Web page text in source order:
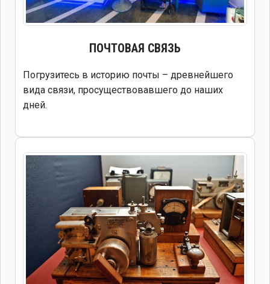
ПОЧТОВАЯ СВЯЗЬ
Погрузитесь в историю почты – древнейшего
вида связи, просуществовавшего до наших
дней.